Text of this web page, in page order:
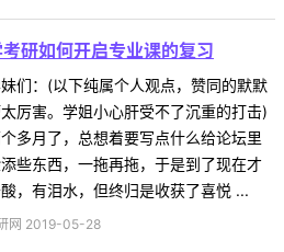
研如何开启专业课的复习
们：(以下纯属个人观点，赞同的默默
厉害。学姐小心肝受不了沉重的打击)
多月了，总想着要写点什么给论坛里
些东西，一拖再拖，于是到了现在才
，有泪水，但终归是收获了喜悦 ...
网 2019-05-28